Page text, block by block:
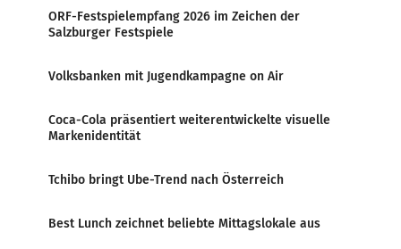
ORF-Festspielempfang 2026 im Zeichen der
Salzburger Festspiele
Volksbanken mit Jugendkampagne on Air
Coca-Cola präsentiert weiterentwickelte visuelle
Markenidentität
Tchibo bringt Ube-Trend nach Österreich
Best Lunch zeichnet beliebte Mittagslokale aus